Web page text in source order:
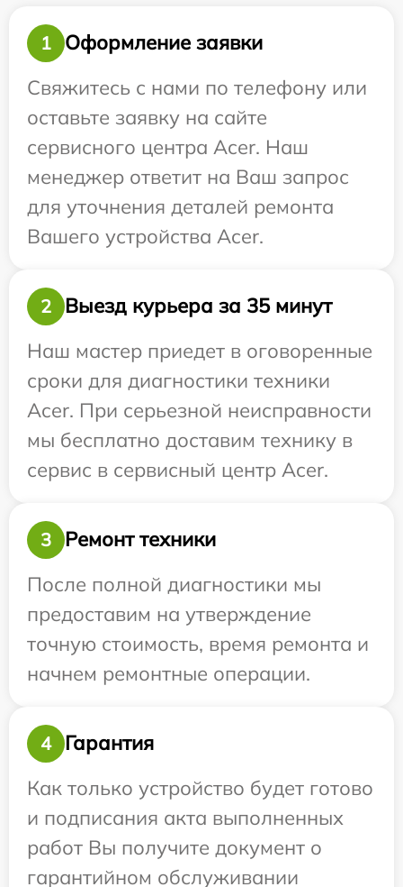
1
Оформление заявки
Свяжитесь с нами по телефону или
оставьте заявку на сайте
сервисного центра Acer. Наш
менеджер ответит на Ваш запрос
для уточнения деталей ремонта
Вашего устройства Acer.
2
Выезд курьера за 35 минут
Наш мастер приедет в оговоренные
сроки для диагностики техники
Acer. При серьезной неисправности
мы бесплатно доставим технику в
сервис в сервисный центр Acer.
3
Ремонт техники
После полной диагностики мы
предоставим на утверждение
точную стоимость, время ремонта и
начнем ремонтные операции.
4
Гарантия
Как только устройство будет готово
и подписания акта выполненных
работ Вы получите документ о
гарантийном обслуживании